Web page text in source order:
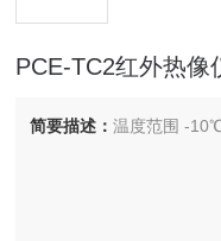
PCE-TC2红外热像
简要描述：温度范围 -